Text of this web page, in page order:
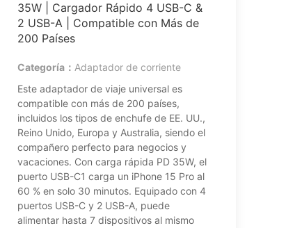
35W | Cargador Rápido 4 USB-C &
2 USB-A | Compatible con Más de
200 Países
Categoría： Adaptador de corriente
Este adaptador de viaje universal es
compatible con más de 200 países,
incluidos los tipos de enchufe de EE. UU.,
Reino Unido, Europa y Australia, siendo el
compañero perfecto para negocios y
vacaciones. Con carga rápida PD 35W, el
puerto USB-C1 carga un iPhone 15 Pro al
60 % en solo 30 minutos. Equipado con 4
puertos USB-C y 2 USB-A, puede
alimentar hasta 7 dispositivos al mismo